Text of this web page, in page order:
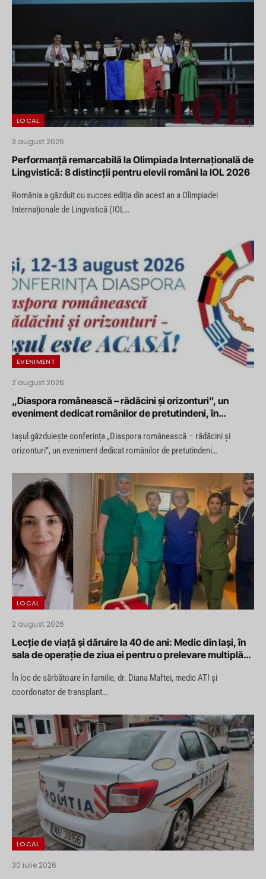
LOCAL
3 august 2026
Performanță remarcabilă la Olimpiada Internațională de
Lingvistică: 8 distincții pentru elevii români la IOL 2026
România a găzduit cu succes ediția din acest an a Olimpiadei
Internaționale de Lingvistică (IOL…
EVENIMENT
2 august 2026
„Diaspora românească – rădăcini și orizonturi”, un
eveniment dedicat românilor de pretutindeni, în
Iașul găzduiește conferința „Diaspora românească – rădăcini și
orizonturi”, un eveniment dedicat românilor de pretutindeni…
LOCAL
2 august 2026
Lecție de viață și dăruire la 40 de ani: Medic din Iași, în
sala de operație de ziua ei pentru o prelevare multiplă
În loc de sărbătoare în familie, dr. Diana Maftei, medic ATI și
coordonator de transplant…
LOCAL
30 iulie 2026